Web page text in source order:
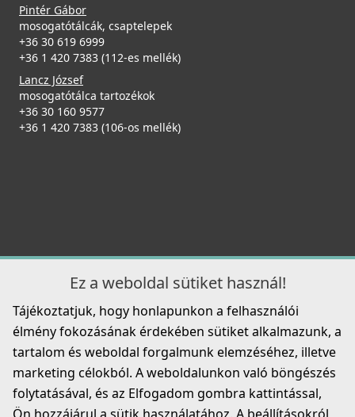
ELLECI - Csaptelep Bahia - Fekete
MOKBAHBK
219 990 Ft
Részletek
126 990 Ft
Részletek
Elleci ATH043WD Vágódeszka HPL - Barna
ATH043WD
ELLECI - Tárolóedény Mixology mosogatókhoz - Fekete
APS250BK
23 990 Ft
Részletek
Pintér Gábor
mosogatótálcák, csaptelepek
+36 30 619 6999
+36 1 420 7383 (112-es mellék)
Lancz József
mosogatótálca tartozékok
+36 30 160 9577
+36 1 420 7383 (106-os mellék)
Ez a weboldal sütiket használ!
Tájékoztatjuk, hogy honlapunkon a felhasználói
élmény fokozásának érdekében sütiket alkalmazunk, a
tartalom és weboldal forgalmunk elemzéséhez, illetve
marketing célokból. A weboldalunkon való böngészés
folytatásával, és az Elfogadom gombra kattintással,